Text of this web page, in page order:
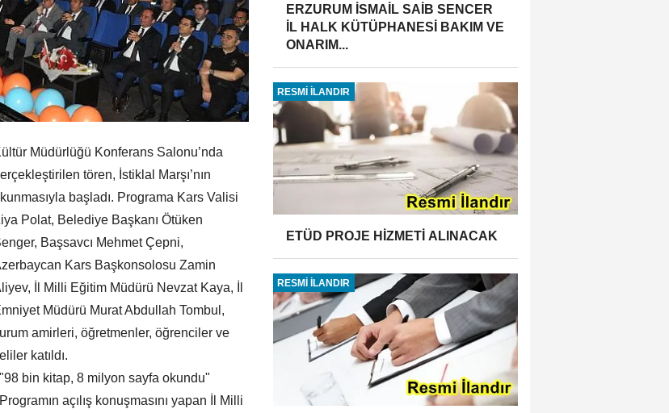
Müdürlüğü Konferans Salonu’nda
tören, İstiklal Marşı’nın
başladı. Programa Kars Valisi
Polat, Belediye Başkanı Ötüken
Başsavcı Mehmet Çepni,
Kars Başkonsolosu Zamin
İl Milli Eğitim Müdürü Nevzat Kaya, İl
Müdürü Murat Abdullah Tombul,
amirleri, öğretmenler, öğrenciler ve
katıldı.
"98 bin kitap, 8 milyon sayfa okundu"
Programın açılış konuşmasını yapan İl Milli
ERZURUM İSMAİL SAİB SENCER
İL HALK KÜTÜPHANESİ BAKIM VE
ONARIM...
RESMİ İLANDIR
ETÜD PROJE HİZMETİ ALINACAK
RESMİ İLANDIR